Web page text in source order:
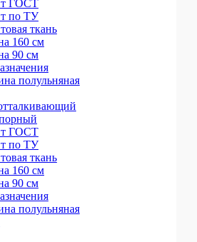
ГОСТ
по ТУ
ткань
160 см
90 см
полульняная
ГОСТ
по ТУ
ткань
160 см
90 см
полульняная